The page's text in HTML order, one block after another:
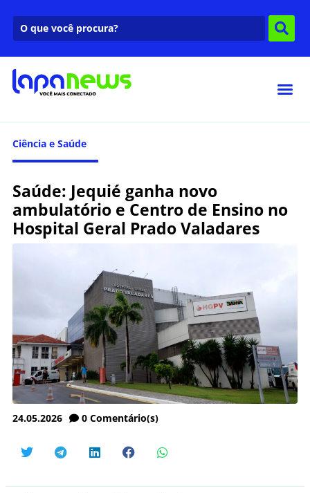
Ciência e Saúde
Saúde: Jequié ganha novo
ambulatório e Centro de Ensino no
Hospital Geral Prado Valadares
24.05.2026 0 Comentário(s)